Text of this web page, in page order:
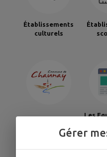
Établissements
culturels
Les
Gérer